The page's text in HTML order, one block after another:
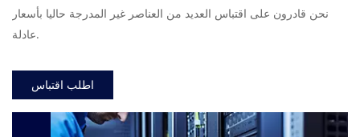
نحن قادرون على اقتباس العديد من العناصر غير المدرجة حاليا بأسعار
عادلة.
اطلب اقتباس